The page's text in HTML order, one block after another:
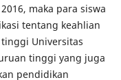
maka para siswa
tentang keahlian
Universitas
tinggi yang juga
pendidikan